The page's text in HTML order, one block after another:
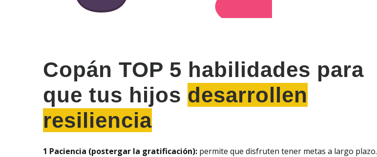
Copán TOP 5 habilidades para
que tus hijos desarrollen
resiliencia
1 Paciencia (postergar la gratificación): permite que disfruten tener metas a largo plazo.